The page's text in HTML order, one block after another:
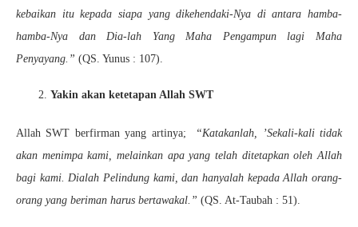
kebaikan itu kepada siapa yang dikehendaki-Nya di antara hamba-
hamba-Nya dan Dia-lah Yang Maha Pengampun lagi Maha
Penyayang.” (QS. Yunus : 107).
Yakin akan ketetapan Allah SWT
Allah SWT berfirman yang artinya;
“Katakanlah, ’Sekali-kali tidak
akan menimpa kami, melainkan apa yang telah ditetapkan oleh Allah
bagi kami. Dialah Pelindung kami, dan hanyalah kepada Allah orang-
orang yang beriman harus bertawakal.” (QS. At-Taubah : 51).